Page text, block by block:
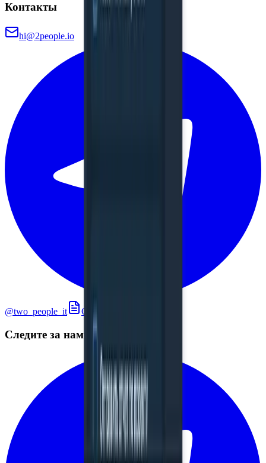
Контакты
hi@2people.io
@two_people_it Связаться с нами
Следите за нами